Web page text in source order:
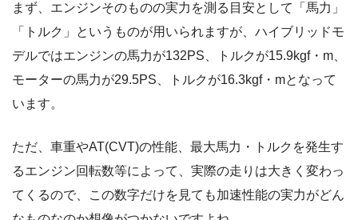
まず、エンジンそのものの実力を測る目安として「馬力」
「トルク」というものが用いられますが、ハイブリッドモ
デルではエンジンの馬力が132PS、トルクが15.9kgf・m、
モーターの馬力が29.5PS、トルクが16.3kgf・mとなって
います。
ただ、車重やAT(CVT)の性能、最大馬力・トルクを発生す
るエンジン回転数等によって、実際の走りは大きく変わっ
てくるので、この数字だけを見ても加速性能の実力がどん